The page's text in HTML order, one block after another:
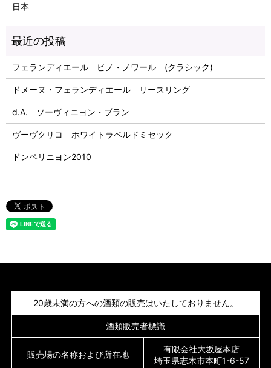
日本
フェランディエール ピノ・ノワール (クラシック)
ドメーヌ・フェランディエール リースリング
d.A. ソーヴィニヨン・ブラン
ヴーヴクリコ ホワイトラベルドミセック
ドンペリニヨン2010
20歳未満の方への酒類の販売はいたしておりません。
酒類販売者標識
販売場の名称および所在地
有限会社大坂屋本店
埼玉県志木市本町1-6-57